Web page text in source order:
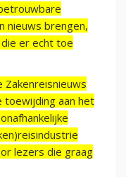
nieuws brengen,
er echt toe
toewijding aan het
lezers die graag